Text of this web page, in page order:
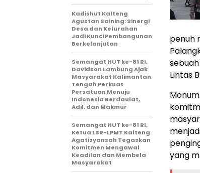
penuh
Lintas
yang
Kadishut Kalteng
Agustan Saining: Sinergi
Desa dan Kelurahan
Jadi Kunci Pembangunan
Berkelanjutan
Semangat HUT ke-81 RI,
Davidson Lambung Ajak
Masyarakat Kalimantan
Tengah Perkuat
Persatuan Menuju
Indonesia Berdaulat,
Adil, dan Makmur
Semangat HUT ke-81 RI,
Ketua LSR-LPMT Kalteng
Agatisyansah Tegaskan
Komitmen Mengawal
Keadilan dan Membela
Masyarakat